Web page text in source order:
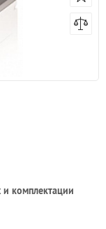
и комплектации